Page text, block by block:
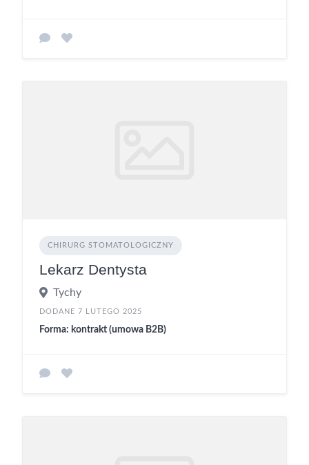
CHIRURG STOMATOLOGICZNY
Lekarz Dentysta
Tychy
DODANE 7 LUTEGO 2025
Forma: kontrakt (umowa B2B)